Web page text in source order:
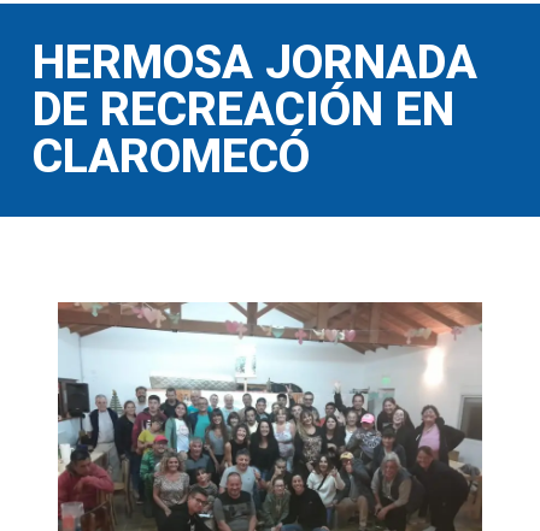
HERMOSA JORNADA
DE RECREACIÓN EN
CLAROMECÓ